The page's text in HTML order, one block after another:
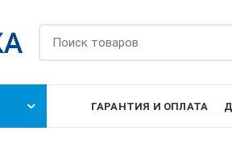
ГАРАНТИЯ И ОПЛАТА